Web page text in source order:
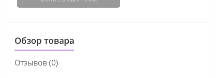
Обзор товара
Отзывов (0)